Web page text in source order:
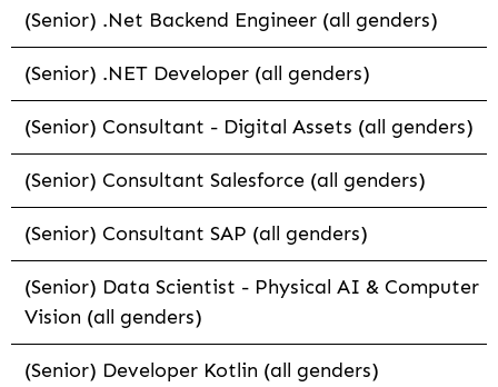
(Senior) .Net Backend Engineer (all genders)
(Senior) .NET Developer (all genders)
(Senior) Consultant - Digital Assets (all genders)
(Senior) Consultant Salesforce (all genders)
(Senior) Consultant SAP (all genders)
(Senior) Data Scientist - Physical AI & Computer
Vision (all genders)
(Senior) Developer Kotlin (all genders)